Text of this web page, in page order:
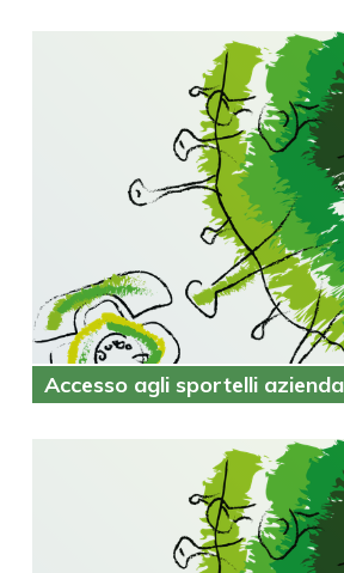
Accesso agli sportelli